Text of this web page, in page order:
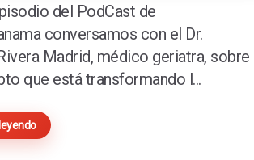
del PodCast de
conversamos con el Dr.
Madrid, médico geriatra, sobre
que está transformando l...